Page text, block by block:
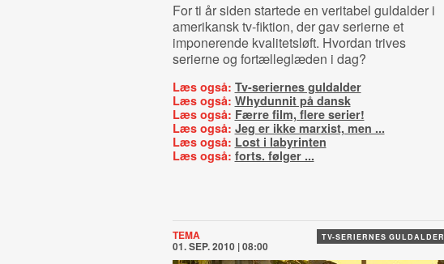
For ti år siden startede en veritabel guldalder i
amerikansk tv-fiktion, der gav serierne et
imponerende kvalitetsløft. Hvordan trives
serierne og fortælleglæden i dag?
Læs også: Tv-seriernes guldalder
Læs også: Whydunnit på dansk
Læs også: Færre film, flere serier!
Læs også: Jeg er ikke marxist, men ...
Læs også: Lost i labyrinten
Læs også: forts. følger ...
TV-SERIERNES GULDALDER
TEMA
01. SEP. 2010 | 08:00